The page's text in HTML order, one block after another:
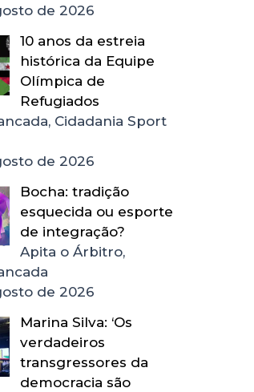
de 2026
10 anos da estreia
histórica da Equipe
Olímpica de
Refugiados
Cidadania Sport
de 2026
Bocha: tradição
esquecida ou esporte
de integração?
Apita o Árbitro,
de 2026
Marina Silva: ‘Os
verdadeiros
transgressores da
democracia são